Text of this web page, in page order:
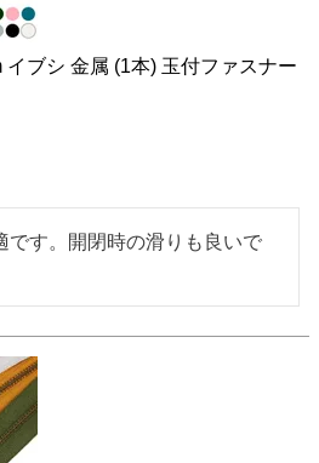
ブシ 金属 (1本) 玉付ファスナー
です。開閉時の滑りも良いで